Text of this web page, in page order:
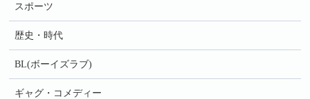
スポーツ
歴史・時代
BL(ボーイズラブ)
ギャグ・コメディー